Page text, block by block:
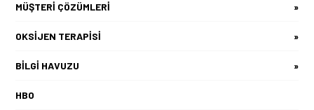
MÜŞTERİ ÇÖZÜMLERİ »
OKSİJEN TERAPİSİ »
BİLGİ HAVUZU »
HBO